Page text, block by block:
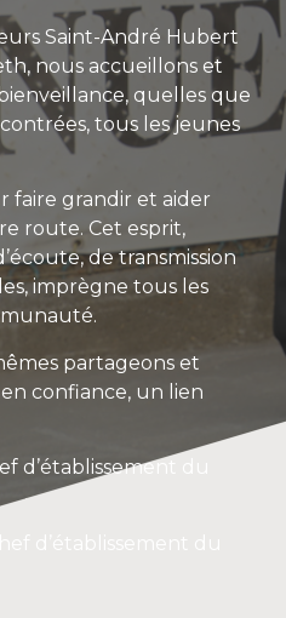
Saint-André Hubert
nous accueillons et
quelles que
tous les jeunes
faire grandir et aider
route. Cet esprit,
de transmission
imprègne tous les
partageons et
confiance, un lien
d’établissement du
d’établissement du